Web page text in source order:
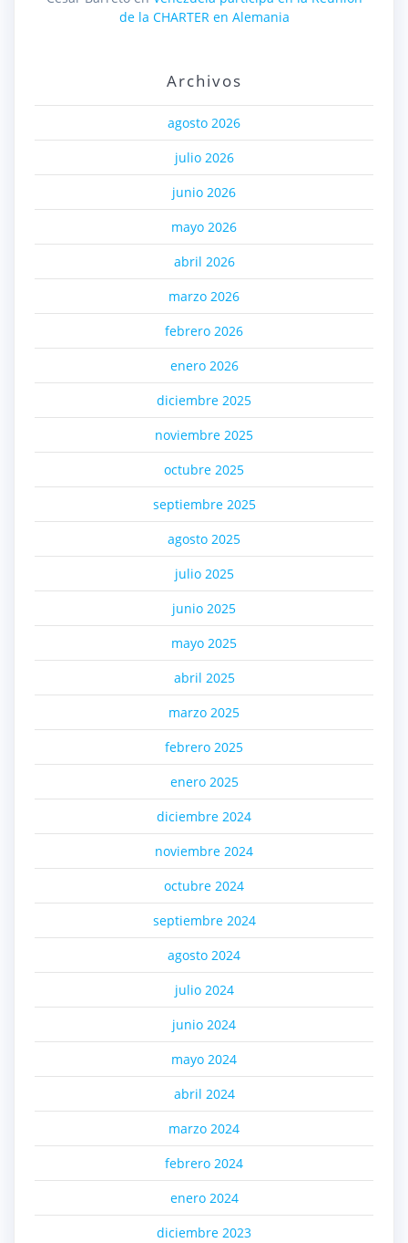
de la CHARTER en Alemania
Archivos
agosto 2026
julio 2026
junio 2026
mayo 2026
abril 2026
marzo 2026
febrero 2026
enero 2026
diciembre 2025
noviembre 2025
octubre 2025
septiembre 2025
agosto 2025
julio 2025
junio 2025
mayo 2025
abril 2025
marzo 2025
febrero 2025
enero 2025
diciembre 2024
noviembre 2024
octubre 2024
septiembre 2024
agosto 2024
julio 2024
junio 2024
mayo 2024
abril 2024
marzo 2024
febrero 2024
enero 2024
diciembre 2023